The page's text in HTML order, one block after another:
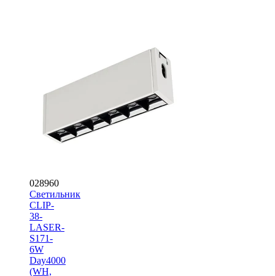
028960
Светильник
CLIP-
38-
LASER-
S171-
6W
Day4000
(WH,